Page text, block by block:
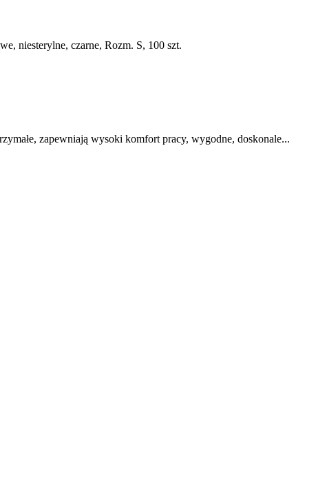
niesterylne, czarne, Rozm. S, 100 szt.
zapewniają wysoki komfort pracy, wygodne, doskonale...